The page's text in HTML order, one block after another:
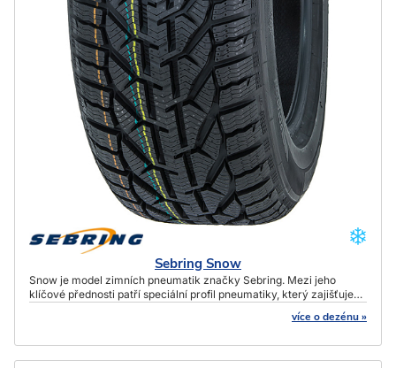
Sebring Snow
Snow je model zimních pneumatik značky Sebring. Mezi jeho
klíčové přednosti patří speciální profil pneumatiky, který zajišťuje
více o dezénu »